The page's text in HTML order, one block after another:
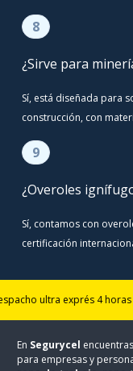
8
¿Sirve para
Sí, está diseñada para
construcción, con
9
¿Overoles
Sí, contamos con
certificación
ultra exprés 4 horas en
En Segurycel
para empresas y